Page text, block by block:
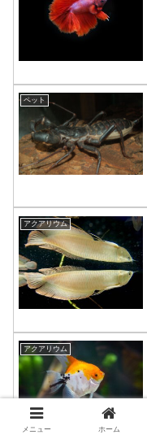
ペット
アクアリウム
アクアリウム
メニュー ホーム